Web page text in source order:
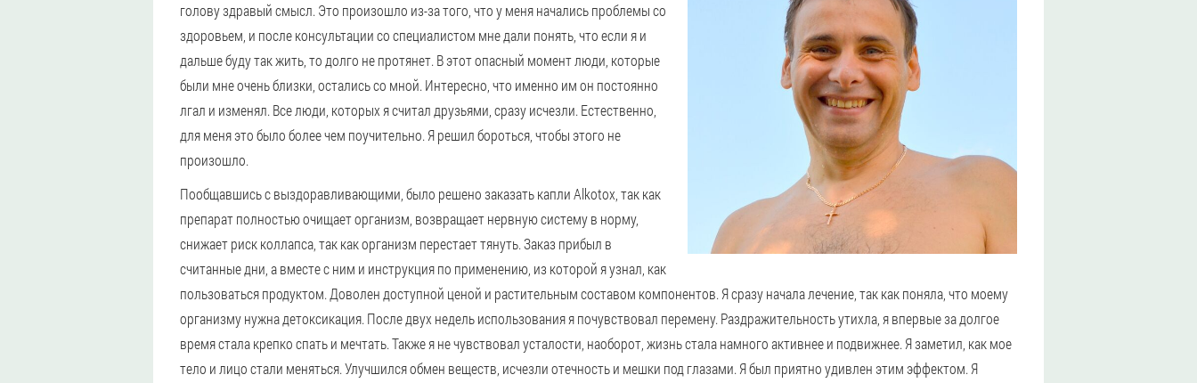
голову здравый смысл. Это произошло из-за того, что у меня начались проблемы со
здоровьем, и после консультации со специалистом мне дали понять, что если я и
дальше буду так жить, то долго не протянет. В этот опасный момент люди, которые
были мне очень близки, остались со мной. Интересно, что именно им он постоянно
лгал и изменял. Все люди, которых я считал друзьями, сразу исчезли. Естественно,
для меня это было более чем поучительно. Я решил бороться, чтобы этого не
произошло.
Пообщавшись с выздоравливающими, было решено заказать капли Alkotox, так как
препарат полностью очищает организм, возвращает нервную систему в норму,
снижает риск коллапса, так как организм перестает тянуть. Заказ прибыл в
считанные дни, а вместе с ним и инструкция по применению, из которой я узнал, как
пользоваться продуктом. Доволен доступной ценой и растительным составом компонентов. Я сразу начала лечение, так как поняла, что моему
организму нужна детоксикация. После двух недель использования я почувствовал перемену. Раздражительность утихла, я впервые за долгое
время стала крепко спать и мечтать. Также я не чувствовал усталости, наоборот, жизнь стала намного активнее и подвижнее. Я заметил, как мое
тело и лицо стали меняться. Улучшился обмен веществ, исчезли отечность и мешки под глазами. Я был приятно удивлен этим эффектом. Я